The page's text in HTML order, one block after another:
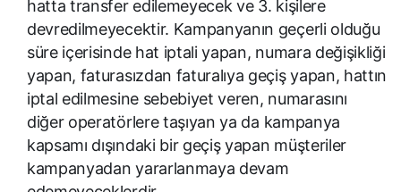
hatta transfer edilemeyecek ve 3. kişilere
devredilmeyecektir. Kampanyanın geçerli olduğu
süre içerisinde hat iptali yapan, numara değişikliği
yapan, faturasızdan faturalıya geçiş yapan, hattın
iptal edilmesine sebebiyet veren, numarasını
diğer operatörlere taşıyan ya da kampanya
kapsamı dışındaki bir geçiş yapan müşteriler
kampanyadan yararlanmaya devam